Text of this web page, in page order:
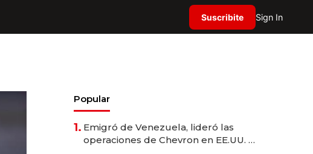
Suscribite Sign In
Popular
1. Emigró de Venezuela, lideró las
operaciones de Chevron en EE.UU. y